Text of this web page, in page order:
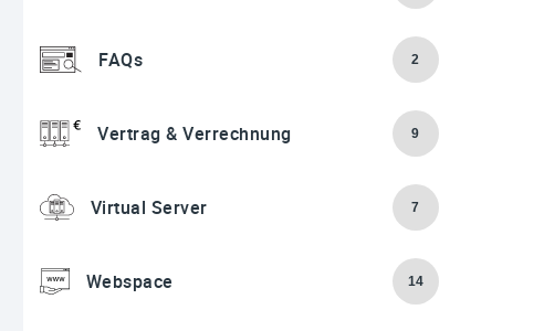
FAQs 2
Vertrag & Verrechnung 9
Virtual Server 7
Webspace 14